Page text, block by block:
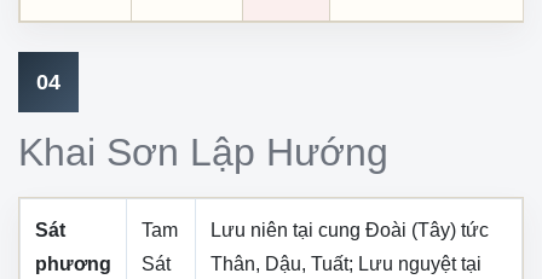
04
Khai Sơn Lập Hướng
Sát
phương
Tam
Sát
Lưu niên tại cung Đoài (Tây) tức
Thân, Dậu, Tuất; Lưu nguyệt tại